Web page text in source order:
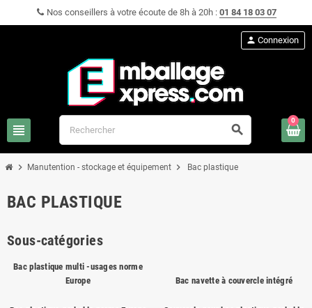
Nos conseillers à votre écoute de 8h à 20h : 01 84 18 03 07
view_headline search
person Connexion
0
chevron_right Manutention - stockage et équipement chevron_right Bac plastique
BAC PLASTIQUE
Sous-catégories
Bac plastique multi -usages norme
Europe
Bac navette à couvercle intégré